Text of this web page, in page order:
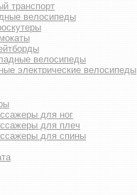
транспорт
велосипеды
велосипеды
электрические велосипеды
для ног
для плеч
для спины